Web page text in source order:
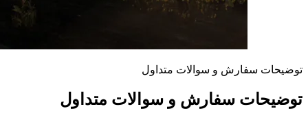
توضیحات سفارش و سوالات متداول
توضیحات سفارش و سوالات متداول